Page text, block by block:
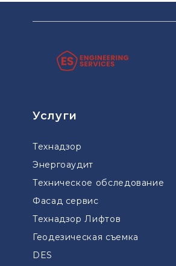
Услуги
Технадзор
Энергоаудит
Техническое обследование
Фасад сервис
Технадзор Лифтов
Геодезическая съемка
DES